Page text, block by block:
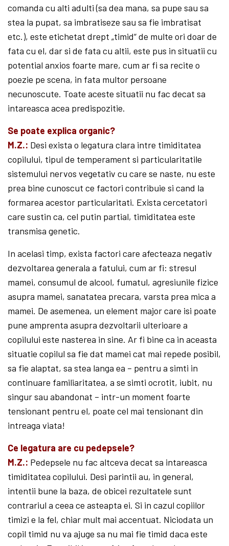
comanda cu alti adulti (sa dea mana, sa pupe sau sa
stea la pupat, sa imbratiseze sau sa fie imbratisat
etc.), este etichetat drept „timid“ de multe ori doar de
fata cu el, dar si de fata cu altii, este pus in situatii cu
potential anxios foarte mare, cum ar fi sa recite o
poezie pe scena, in fata multor persoane
necunoscute. Toate aceste situatii nu fac decat sa
intareasca acea predispozitie.
Se poate explica organic?
M.Z.: Desi exista o legatura clara intre timiditatea
copilului, tipul de temperament si particularitatile
sistemului nervos vegetativ cu care se naste, nu este
prea bine cunoscut ce factori contribuie si cand la
formarea acestor particularitati. Exista cercetatori
care sustin ca, cel putin partial, timiditatea este
transmisa genetic.
In acelasi timp, exista factori care afecteaza negativ
dezvoltarea generala a fatului, cum ar fi: stresul
mamei, consumul de alcool, fumatul, agresiunile fizice
asupra mamei, sanatatea precara, varsta prea mica a
mamei. De asemenea, un element major care isi poate
pune amprenta asupra dezvoltarii ulterioare a
copilului este nasterea in sine. Ar fi bine ca in aceasta
situatie copilul sa fie dat mamei cat mai repede posibil,
sa fie alaptat, sa stea langa ea – pentru a simti in
continuare familiaritatea, a se simti ocrotit, iubit, nu
singur sau abandonat – intr-un moment foarte
tensionant pentru el, poate cel mai tensionant din
intreaga viata!
Ce legatura are cu pedepsele?
M.Z.: Pedepsele nu fac altceva decat sa intareasca
timiditatea copilului. Desi parintii au, in general,
intentii bune la baza, de obicei rezultatele sunt
contrariul a ceea ce asteapta ei. Si in cazul copiilor
timizi e la fel, chiar mult mai accentuat. Niciodata un
copil timid nu va ajuge sa nu mai fie timid daca este